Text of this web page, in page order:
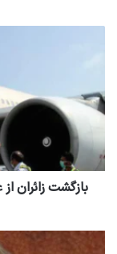
بازگشت زائران